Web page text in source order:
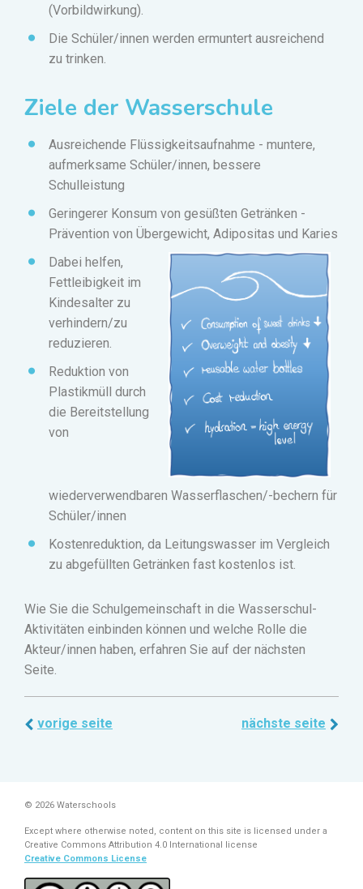
(Vorbildwirkung).
Die Schüler/innen werden ermuntert ausreichend
zu trinken.
Ziele der Wasserschule
Ausreichende Flüssigkeitsaufnahme - muntere,
aufmerksame Schüler/innen, bessere
Schulleistung
Geringerer Konsum von gesüßten Getränken -
Prävention von Übergewicht, Adipositas und Karies
Dabei helfen,
Fettleibigkeit im
Kindesalter zu
verhindern/zu
reduzieren.
Reduktion von
Plastikmüll durch
die Bereitstellung
von
wiederverwendbaren Wasserflaschen/-bechern für
Schüler/innen
Kostenreduktion, da Leitungswasser im Vergleich
zu abgefüllten Getränken fast kostenlos ist.
Wie Sie die Schulgemeinschaft in die Wasserschul-
Aktivitäten einbinden können und welche Rolle die
Akteur/innen haben, erfahren Sie auf der nächsten
Seite.
vorige seite nächste seite
© 2026 Waterschools
Except where otherwise noted, content on this site is licensed under a
Creative Commons Attribution 4.0 International license
Creative Commons License